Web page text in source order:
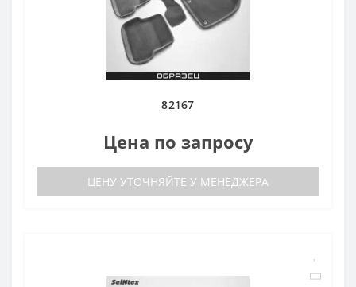
82167
Цена по запросу
ЦЕНУ УТОЧНЯЙТЕ У МЕНЕДЖЕРА